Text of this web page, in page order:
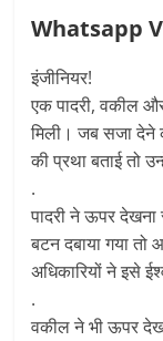
Whatsapp
इंजीनियर!
एक पादरी, वकील
मिली। जब सजा देने
की प्रथा बताई तो
.
पादरी ने ऊपर
बटन दबाया गया तो
अधिकारियों ने इसे
.
वकील ने भी ऊपर